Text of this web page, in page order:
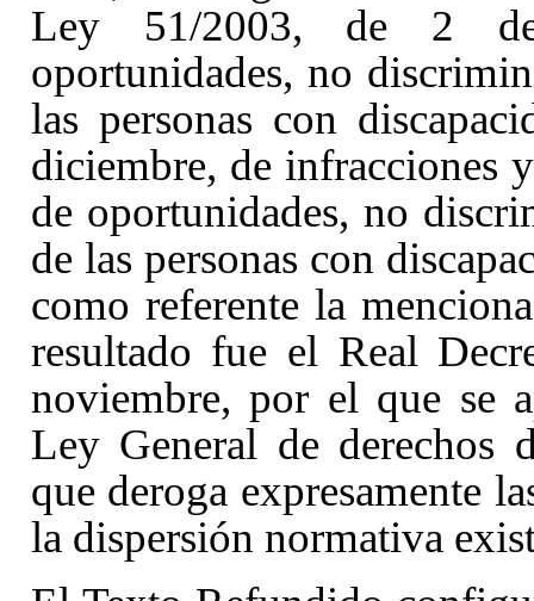
Ley 51/2003, de 2
oportunidades, no
las personas con
diciembre, de infracciones
de oportunidades, no
de las personas con
como referente la
resultado fue el Real
noviembre, por el que se
Ley General de derechos
que deroga expresamente
la dispersión normativa